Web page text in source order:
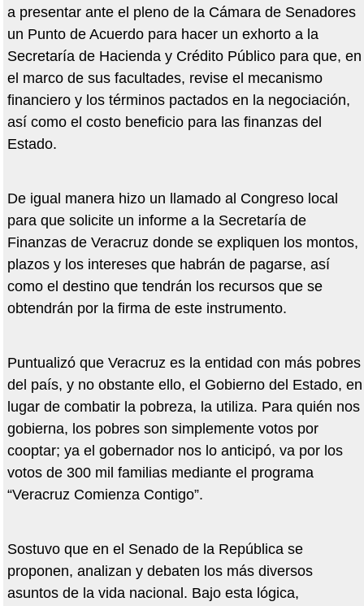
a presentar ante el pleno de la Cámara de Senadores
un Punto de Acuerdo para hacer un exhorto a la
Secretaría de Hacienda y Crédito Público para que, en
el marco de sus facultades, revise el mecanismo
financiero y los términos pactados en la negociación,
así como el costo beneficio para las finanzas del
Estado.
De igual manera hizo un llamado al Congreso local
para que solicite un informe a la Secretaría de
Finanzas de Veracruz donde se expliquen los montos,
plazos y los intereses que habrán de pagarse, así
como el destino que tendrán los recursos que se
obtendrán por la firma de este instrumento.
Puntualizó que Veracruz es la entidad con más pobres
del país, y no obstante ello, el Gobierno del Estado, en
lugar de combatir la pobreza, la utiliza. Para quién nos
gobierna, los pobres son simplemente votos por
cooptar; ya el gobernador nos lo anticipó, va por los
votos de 300 mil familias mediante el programa
“Veracruz Comienza Contigo”.
Sostuvo que en el Senado de la República se
proponen, analizan y debaten los más diversos
asuntos de la vida nacional. Bajo esta lógica,